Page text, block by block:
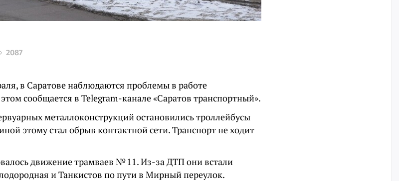
2087
в Саратове наблюдаются проблемы в работе
сообщается в Telegram-канале «Саратов транспортный».
металлоконструкций остановились троллейбусы
этому стал обрыв контактной сети. Транспорт не ходит
движение трамваев № 11. Из-за ДТП они встали
и Танкистов по пути в Мирный переулок.